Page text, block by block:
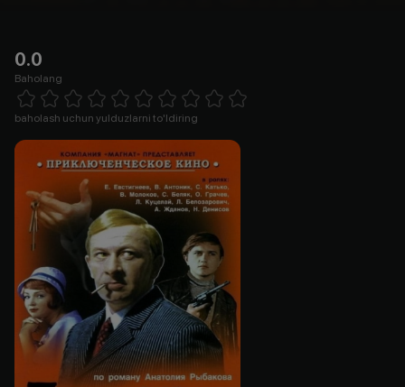
0.0
Baholang
1 Star 2 Stars 3 Stars 4 Stars5 Stars 6 Stars7 Stars8 Stars
baholash uchun yulduzlarni to'ldiring